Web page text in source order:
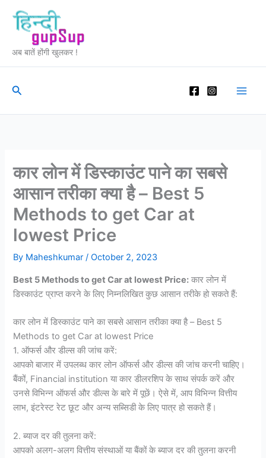
content
अब बातें होंगी खुलकर !
Search
कार लोन में डिस्काउंट पाने का सबसे
आसान तरीका क्या है – Best 5
Methods to get Car at
lowest Price
By Maheshkumar/October 2, 2023
Best 5 Methods to get Car at lowest Price: कार लोन में
डिस्काउंट प्राप्त करने के लिए निम्नलिखित कुछ आसान तरीके हो सकते हैं:
कार लोन में डिस्काउंट पाने का सबसे आसान तरीका क्या है – Best 5
Methods to get Car at lowest Price
1. ऑफर्स और डील्स की जांच करें:
आपको बाजार में उपलब्ध कार लोन ऑफर्स और डील्स की जांच करनी चाहिए।
बैंकों, Financial institution या कार डीलरशिप के साथ संपर्क करें और
उनसे विभिन्न ऑफर्स और डील्स के बारे में पूछें। ऐसे में, आप विभिन्न वित्तीय
लाभ, इंटरेस्ट रेट छूट और अन्य सब्सिडी के लिए पात्र हो सकते हैं।
2. ब्याज दर की तुलना करें:
आपको अलग-अलग वित्तीय संस्थाओं या बैंकों के ब्याज दर की तुलना करनी